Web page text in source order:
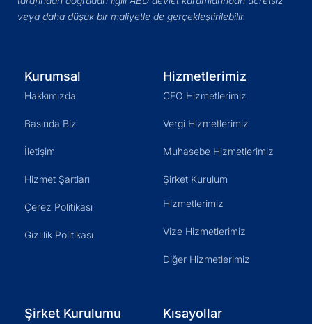
veya daha düşük bir maliyetle de gerçekleştirilebilir.
Kurumsal
Hakkımızda
Basında Biz
İletişim
Hizmet Şartları
Çerez Politikası
Gizlilik Politikası
Hizmetlerimiz
CFO Hizmetlerimiz
Vergi Hizmetlerimiz
Muhasebe Hizmetlerimiz
Şirket Kurulum
Hizmetlerimiz
Vize Hizmetlerimiz
Diğer Hizmetlerimiz
Şirket Kurulumu Kısayollar